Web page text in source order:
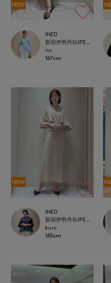
NEW
INED
新宿伊勢丹SUPERIOR CLOSET
rin
167cm
NEW
INED
新宿伊勢丹SUPERIOR CLOSET
kuro
165cm